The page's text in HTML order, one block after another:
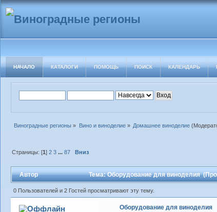
НАЧАЛО КАТАЛОГИ ПОМОЩЬ ПОИСК КАЛЕНДАРЬ
Виноградные регионы » Вино и виноделие» Домашнее виноделие
Страницы: [1]2 3 ...87 Вниз
Автор Тема: Оборудование для виноделия
0 Пользователей и 2 Гостей просматривают эту тему.
Оборудование для виноделия